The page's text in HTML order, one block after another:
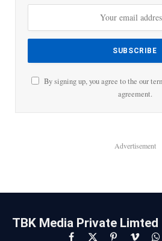
By signing up, you agree to the our
agreement.
Advertisement
TBK Media Private Limted